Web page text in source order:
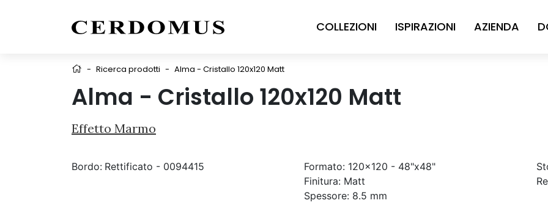
COLLEZIONI ISPIRAZIONI AZIENDA
- Ricerca prodotti - Alma - Cristallo 120x120 Matt
Alma - Cristallo 120x120 Matt
Effetto Marmo
Bordo: Rettificato - 0094415 Formato: 120x120 - 48"x48"
Finitura: Matt
Spessore: 8.5 mm